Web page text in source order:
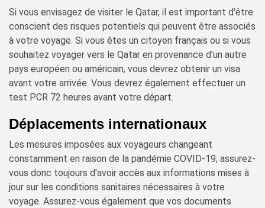
Si vous envisagez de visiter le Qatar, il est important d'être
conscient des risques potentiels qui peuvent être associés
à votre voyage. Si vous êtes un citoyen français ou si vous
souhaitez voyager vers le Qatar en provenance d'un autre
pays européen ou américain, vous devrez obtenir un visa
avant votre arrivée. Vous devrez également effectuer un
test PCR 72 heures avant votre départ.
Déplacements internationaux
Les mesures imposées aux voyageurs changeant
constamment en raison de la pandémie COVID-19; assurez-
vous donc toujours d'avoir accès aux informations mises à
jour sur les conditions sanitaires nécessaires à votre
voyage. Assurez-vous également que vos documents